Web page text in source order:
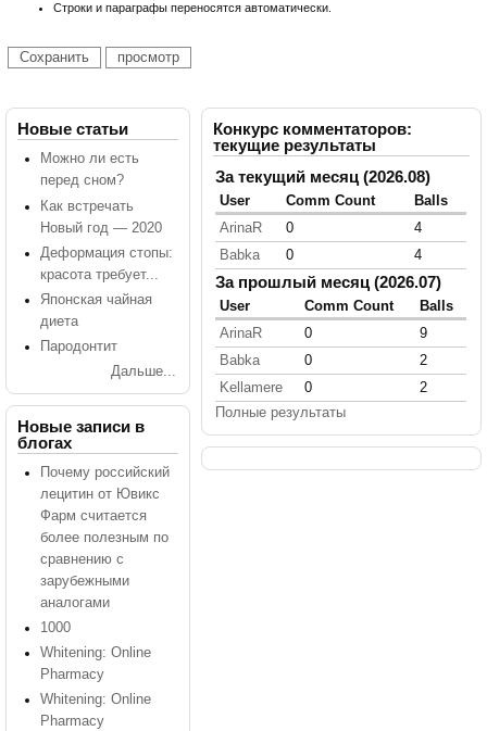
Строки и параграфы переносятся автоматически.
Новые статьи
Можно ли есть
перед сном?
Как встречать
Новый год — 2020
Деформация стопы:
красота требует...
Японская чайная
диета
Пародонтит
Дальше...
Новые записи в
блогах
Почему российский
лецитин от Ювикс
Фарм считается
более полезным по
сравнению с
зарубежными
аналогами
1000
Whitening: Online
Pharmacy
Whitening: Online
Pharmacy
Конкурс комментаторов:
текущие результаты
За текущий месяц (2026.08)
User Comm Count
Balls
ArinaR
0
4
Babka
0 4
За прошлый месяц (2026.07)
User Comm Count
Balls
ArinaR
0
9
Babka
0
2
Kellamere
0
2
Полные результаты